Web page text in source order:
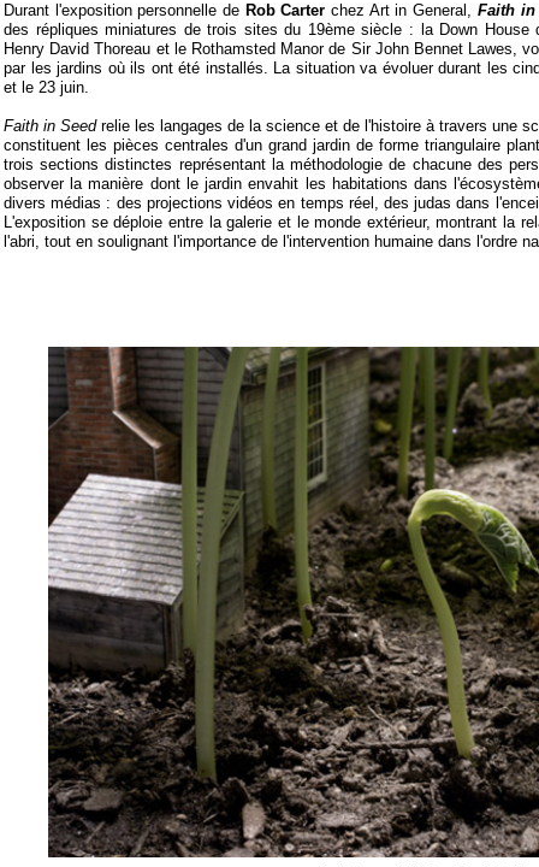
Durant l'exposition personnelle de Rob Carter chez Art in General, Faith in
des répliques miniatures de trois sites du 19ème siècle : la Down House
Henry David Thoreau et le Rothamsted Manor de Sir John Bennet Lawes,
par les jardins où ils ont été installés. La situation va évoluer durant les
et le 23 juin.
Faith in Seedrelie les langages de la science et de l'histoire à travers une
constituent les pièces centrales d'un grand jardin de forme triangulaire
trois sections distinctes représentant la méthodologie de chacune des
observer la manière dont le jardin envahit les habitations dans
divers médias : des projections vidéos en temps réel, des judas dans
L'exposition se déploie entre la galerie et le monde extérieur, montrant la
l'abri, tout en soulignant l'importance de l'intervention humaine dans l'ordre
Exposition du 13 avril au 23 juin 2012. Art in General, 79
Tél.: 212 219 0473. Ouverture du mardi au samedi de 12h à